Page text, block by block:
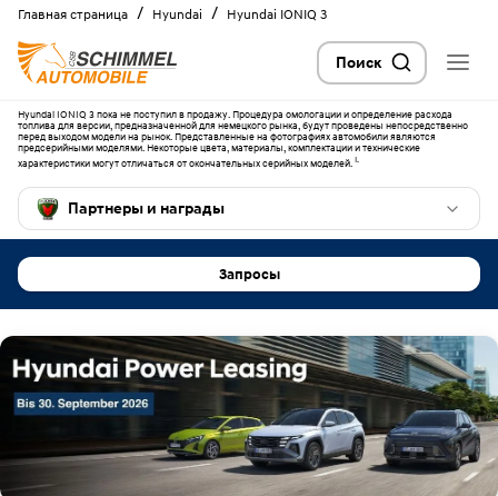
Главная страница / Hyundai / Hyundai IONIQ 3
Поиск
Hyundai IONIQ 3: полностью электрический
городской кроссовер
Hyundai IONIQ 3 пока не поступил в продажу. Процедура омологации и определение расхода
топлива для версии, предназначенной для немецкого рынка, будут проведены непосредственно
перед выходом модели на рынок. Представленные на фотографиях автомобили являются
предсерийными моделями. Некоторые цвета, материалы, комплектации и технические
характеристики могут отличаться от окончательных серийных моделей.I.
Партнеры и награды
Запросы